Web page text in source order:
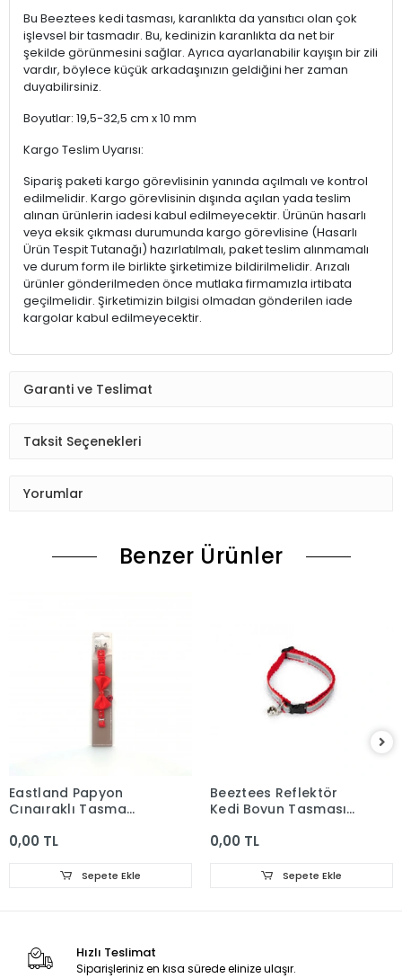
Bu Beeztees kedi tasması, karanlıkta da yansıtıcı olan çok
işlevsel bir tasmadır. Bu, kedinizin karanlıkta da net bir
şekilde görünmesini sağlar. Ayrıca ayarlanabilir kayışın bir zili
vardır, böylece küçük arkadaşınızın geldiğini her zaman
duyabilirsiniz.
Boyutlar: 19,5-32,5 cm x 10 mm
Kargo Teslim Uyarısı:
Sipariş paketi kargo görevlisinin yanında açılmalı ve kontrol
edilmelidir. Kargo görevlisinin dışında açılan yada teslim
alınan ürünlerin iadesi kabul edilmeyecektir. Ürünün hasarlı
veya eksik çıkması durumunda kargo görevlisine (Hasarlı
Ürün Tespit Tutanağı) hazırlatılmalı, paket teslim alınmamalı
ve durum form ile birlikte şirketimize bildirilmelidir. Arızalı
ürünler gönderilmeden önce mutlaka firmamızla irtibata
geçilmelidir. Şirketimizin bilgisi olmadan gönderilen iade
kargolar kabul edilmeyecektir.
Garanti ve Teslimat
Taksit Seçenekleri
Yorumlar
Benzer Ürünler
Eastland Papyon
Çıngıraklı Tasma
0,00 TL
Sepete Ekle
Beeztees Reflektör
Kedi Boyun Tasması
0,00 TL
Sepete Ekle
Hızlı Teslimat
Siparişleriniz en kısa sürede elinize ulaşır.